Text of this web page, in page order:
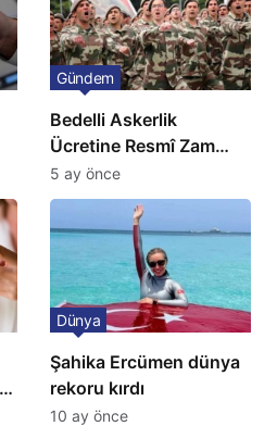
Bedelli Askerlik
Ücretine Resmî Zam
Geliyor
Gündem
5 ay önce
Şahika Ercümen dünya
rekoru kırdı
Dünya
10 ay önce